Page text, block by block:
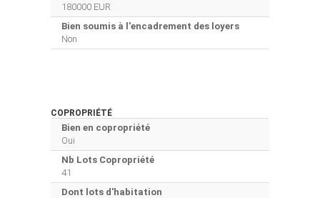
180000 EUR
Bien soumis à l'encadrement des loyers
Non
COPROPRIÉTÉ
Bien en copropriété
Oui
Nb Lots Copropriété
41
Dont lots d'habitation